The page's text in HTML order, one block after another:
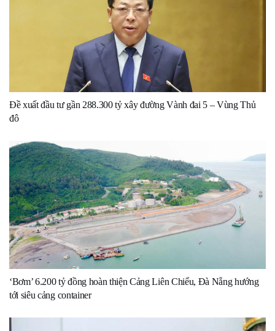
Đề xuất đầu tư gần 288.300 tỷ xây đường Vành đai 5 – Vùng Thủ
đô
‘Bơm’ 6.200 tỷ đồng hoàn thiện Cảng Liên Chiểu, Đà Nẵng hướng
tới siêu cảng container